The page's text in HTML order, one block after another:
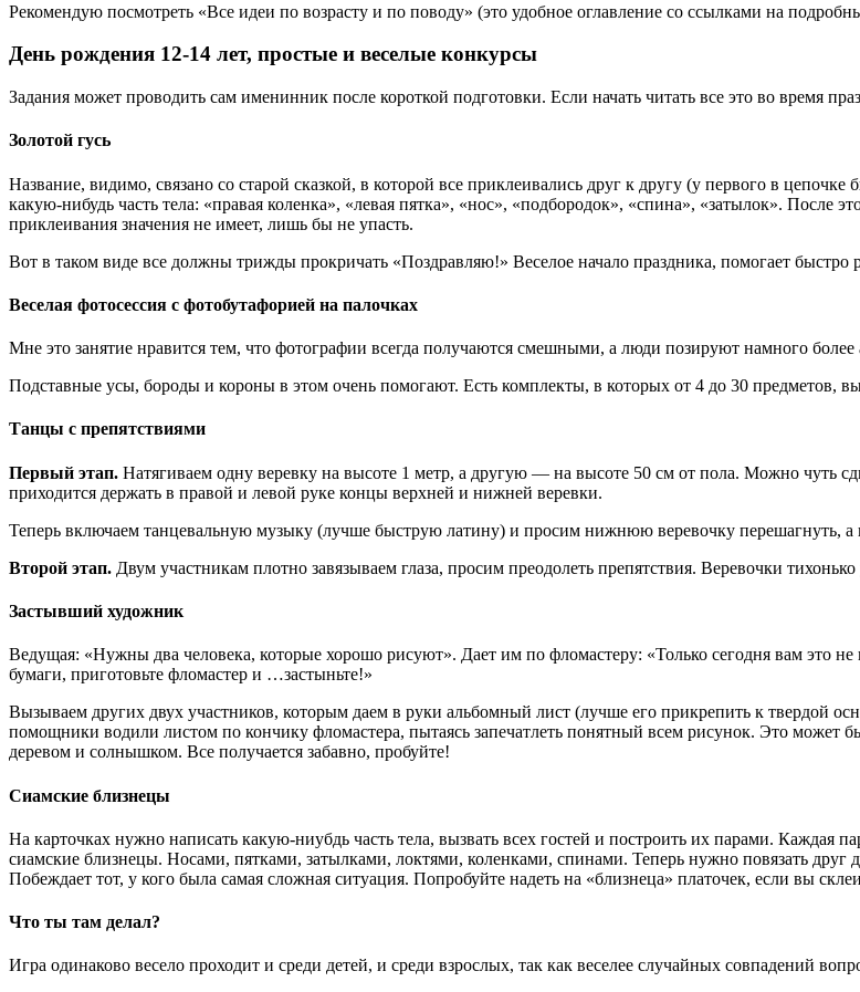
Рекомендую посмотреть «Все идеи по возрасту и по поводу» (это удобное оглавление со ссылками на
День рождения 12-14 лет, простые и веселые конкурсы
Задания может проводить сам именинник после короткой подготовки. Если начать читать все это во время
Золотой гусь
Название, видимо, связано со старой сказкой, в которой все приклеивались друг к другу (у первого в
какую-нибудь часть тела: «правая коленка», «левая пятка», «нос», «подбородок», «спина», «затылок».
приклеивания значения не имеет, лишь бы не упасть.
Вот в таком виде все должны трижды прокричать «Поздравляю!» Веселое начало праздника, помогает быстро
Веселая фотосессия с фотобутафорией на палочках
Мне это занятие нравится тем, что фотографии всегда получаются смешными, а люди позируют намного более
Подставные усы, бороды и короны в этом очень помогают. Есть комплекты, в которых от 4 до 30 предметов,
Танцы с препятствиями
Первый этап. Натягиваем одну веревку на высоте 1 метр, а другую — на высоте 50 см от пола. Можно чуть
приходится держать в правой и левой руке концы верхней и нижней веревки.
Теперь включаем танцевальную музыку (лучше быструю латину) и просим нижнюю веревочку перешагнуть, а
Второй этап. Двум участникам плотно завязываем глаза, просим преодолеть препятствия. Веревочки
Застывший художник
Ведущая: «Нужны два человека, которые хорошо рисуют». Дает им по фломастеру: «Только сегодня вам это
бумаги, приготовьте фломастер и …застыньте!»
Вызываем других двух участников, которым даем в руки альбомный лист (лучше его прикрепить к твердой
помощники водили листом по кончику фломастера, пытаясь запечатлеть понятный всем рисунок. Это может
деревом и солнышком. Все получается забавно, пробуйте!
Сиамские близнецы
На карточках нужно написать какую-ниубдь часть тела, вызвать всех гостей и построить их парами. Каждая
сиамские близнецы. Носами, пятками, затылками, локтями, коленками, спинами. Теперь нужно повязать друг
Побеждает тот, у кого была самая сложная ситуация. Попробуйте надеть на «близнеца» платочек, если вы
Что ты там делал?
Игра одинаково весело проходит и среди детей, и среди взрослых, так как веселее случайных совпадений